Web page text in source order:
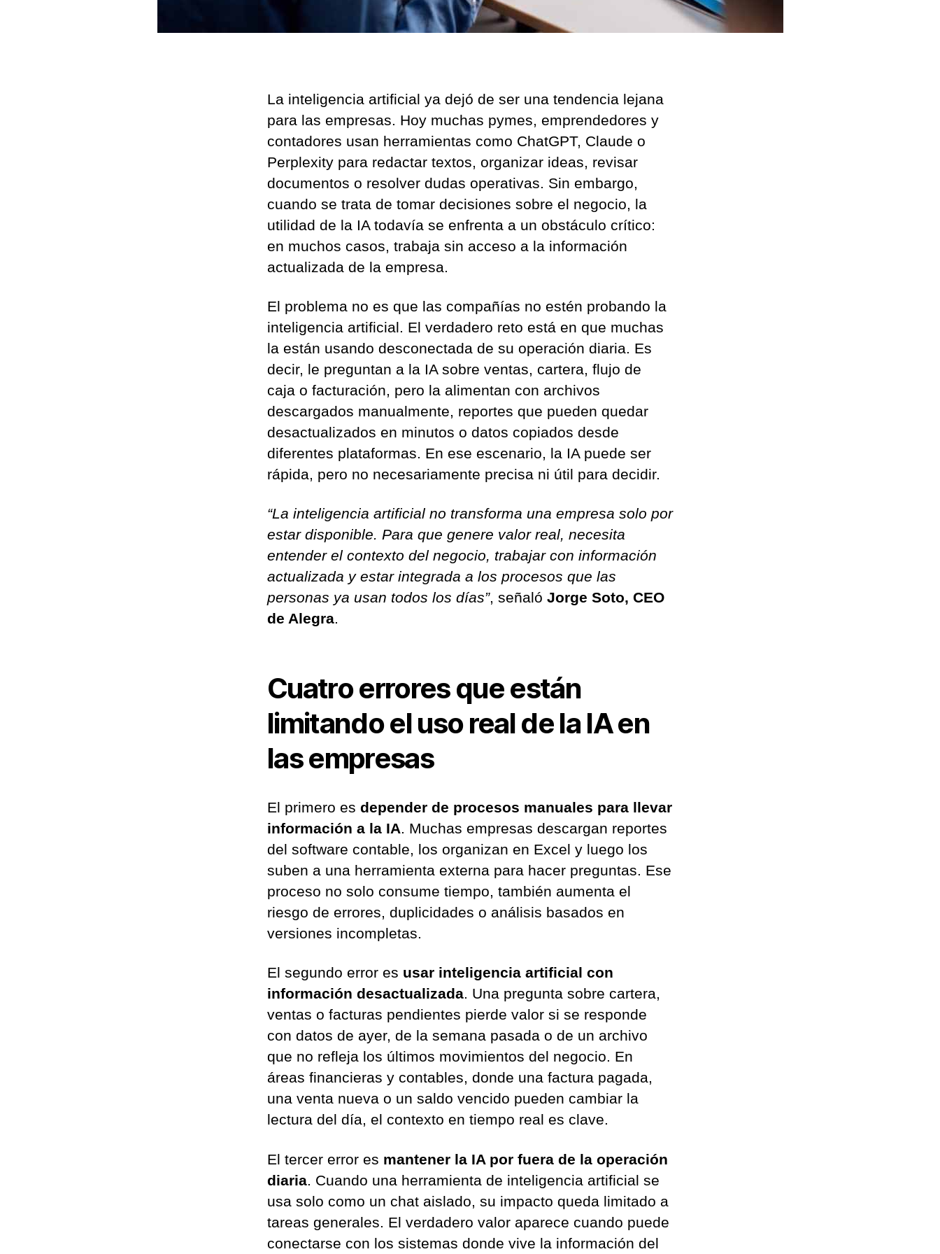
La inteligencia artificial ya dejó de ser una tendencia lejana
para las empresas. Hoy muchas pymes, emprendedores y
contadores usan herramientas como ChatGPT, Claude o
Perplexity para redactar textos, organizar ideas, revisar
documentos o resolver dudas operativas. Sin embargo,
cuando se trata de tomar decisiones sobre el negocio, la
utilidad de la IA todavía se enfrenta a un obstáculo crítico:
en muchos casos, trabaja sin acceso a la información
actualizada de la empresa.
El problema no es que las compañías no estén probando la
inteligencia artificial. El verdadero reto está en que muchas
la están usando desconectada de su operación diaria. Es
decir, le preguntan a la IA sobre ventas, cartera, flujo de
caja o facturación, pero la alimentan con archivos
descargados manualmente, reportes que pueden quedar
desactualizados en minutos o datos copiados desde
diferentes plataformas. En ese escenario, la IA puede ser
rápida, pero no necesariamente precisa ni útil para decidir.
“La inteligencia artificial no transforma una empresa solo por
estar disponible. Para que genere valor real, necesita
entender el contexto del negocio, trabajar con información
actualizada y estar integrada a los procesos que las
personas ya usan todos los días”, señaló Jorge Soto, CEO
de Alegra.
Cuatro errores que están
limitando el uso real de la IA en
las empresas
El primero es depender de procesos manuales para llevar
información a la IA. Muchas empresas descargan reportes
del software contable, los organizan en Excel y luego los
suben a una herramienta externa para hacer preguntas. Ese
proceso no solo consume tiempo, también aumenta el
riesgo de errores, duplicidades o análisis basados en
versiones incompletas.
El segundo error es usar inteligencia artificial con
información desactualizada. Una pregunta sobre cartera,
ventas o facturas pendientes pierde valor si se responde
con datos de ayer, de la semana pasada o de un archivo
que no refleja los últimos movimientos del negocio. En
áreas financieras y contables, donde una factura pagada,
una venta nueva o un saldo vencido pueden cambiar la
lectura del día, el contexto en tiempo real es clave.
El tercer error es mantener la IA por fuera de la operación
diaria . Cuando una herramienta de inteligencia artificial se
usa solo como un chat aislado, su impacto queda limitado a
tareas generales. El verdadero valor aparece cuando puede
conectarse con los sistemas donde vive la información del